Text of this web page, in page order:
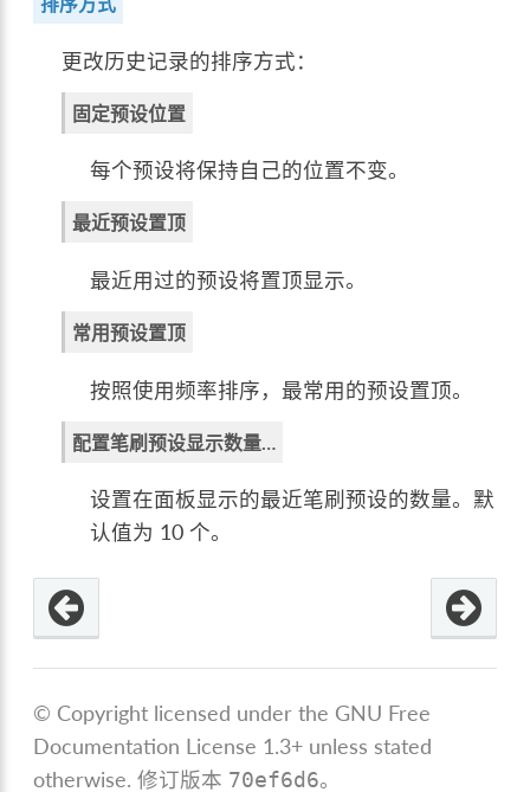
更改历史记录的排序方式：
固定预设位置
每个预设将保持自己的位置不变。
最近预设置顶
最近用过的预设将置顶显示。
常用预设置顶
按照使用频率排序，最常用的预设置顶。
配置笔刷预设显示数量…
设置在面板显示的最近笔刷预设的数量。默
认值为 10 个。
© Copyright licensed under the GNU Free
Documentation License 1.3+ unless stated
otherwise.修订版本 70ef6d6。